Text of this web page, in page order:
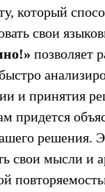
который
свои
позволяет
и принятия
придется
решения.
свои мысли и